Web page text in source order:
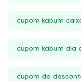
cupom kabum
cupom kabum dia
cupom de